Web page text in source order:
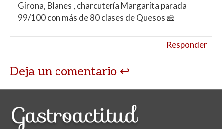
Girona, Blanes , charcutería Margarita parada
99/100 con más de 80 clases de Quesos 🧀
Responder
Deja un comentario